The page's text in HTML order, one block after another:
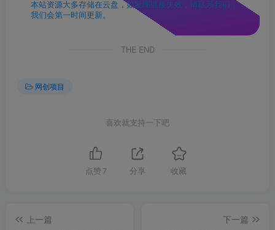
本站资源大多存储在云盘，如发现链接失效，请联系我们，
我们会第一时间更新。
THE END
网创项目
喜欢就支持一下吧
点赞 7 分享 收藏
上一篇
下一篇